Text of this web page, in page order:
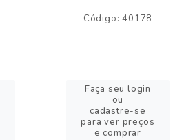
Código: 40178
Faça seu login
ou
cadastre-se
para ver preços
e comprar